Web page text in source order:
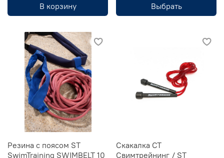
В корзину Выбрать
Резина с поясом ST
SwimTraining SWIMBELT 10
Скакалка CT
Свимтрейнинг / ST